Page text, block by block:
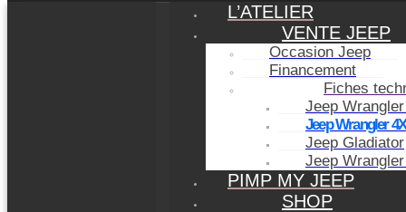
L’ATELIER
VENTE JEEP
Occasion Jeep
Financement
Fiches
Jeep
Jeep Wrangler
Jeep Gladiator
Jeep
PIMP MY JEEP
SHOP